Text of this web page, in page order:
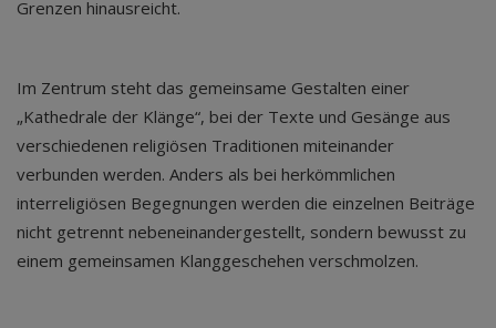
Grenzen hinausreicht.
Im Zentrum steht das gemeinsame Gestalten einer
„Kathedrale der Klänge“, bei der Texte und Gesänge aus
verschiedenen religiösen Traditionen miteinander
verbunden werden. Anders als bei herkömmlichen
interreligiösen Begegnungen werden die einzelnen Beiträge
nicht getrennt nebeneinandergestellt, sondern bewusst zu
einem gemeinsamen Klanggeschehen verschmolzen.